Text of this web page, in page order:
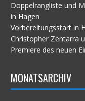
Doppelrangliste und
in Hagen
Vorbereitungsstart in
Christopher Zentarra
Premiere des neuen
MONATSARCHIV